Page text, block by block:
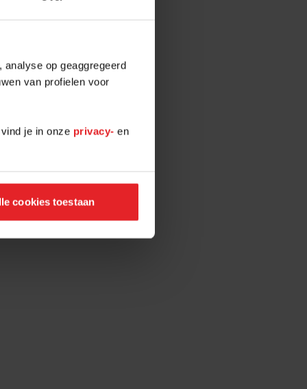
op geaggregeerd
van profielen voor
je in onze privacy- en
cookies toestaan